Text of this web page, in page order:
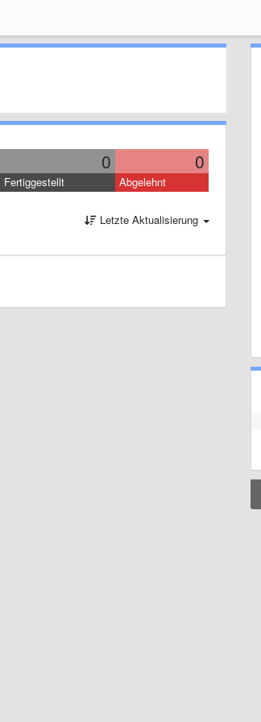
0 0
Fertiggestellt Abgelehnt
Letzte Aktualisierung